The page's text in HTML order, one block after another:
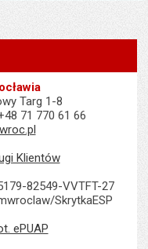
Targ 1-8
71 770 61 66
Klientów
82549-VVTFT-27
SkrytkaESP
ePUAP